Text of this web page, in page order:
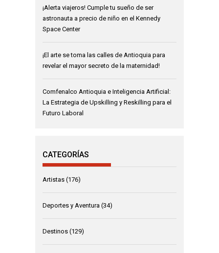
¡Alerta viajeros! Cumple tu sueño de ser
astronauta a precio de niño en el Kennedy
Space Center
¡El arte se toma las calles de Antioquia para
revelar el mayor secreto de la maternidad!
Comfenalco Antioquia e Inteligencia Artificial:
La Estrategia de Upskilling y Reskilling para el
Futuro Laboral
CATEGORÍAS
Artistas (176)
Deportes y Aventura (34)
Destinos (129)